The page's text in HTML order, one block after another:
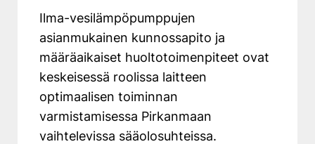
Ilma-vesilämpöpumppujen
asianmukainen kunnossapito ja
määräaikaiset huoltotoimenpiteet ovat
keskeisessä roolissa laitteen
optimaalisen toiminnan
varmistamisessa Pirkanmaan
vaihtelevissa sääolosuhteissa.